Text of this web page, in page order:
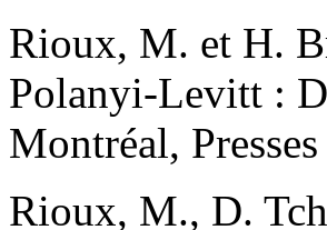
Rioux, M. et H.
Polanyi-Levitt :
Montréal,
Rioux, M., D.